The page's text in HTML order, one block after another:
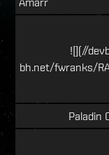
![](//
bh.net/fwranks/
Paladin